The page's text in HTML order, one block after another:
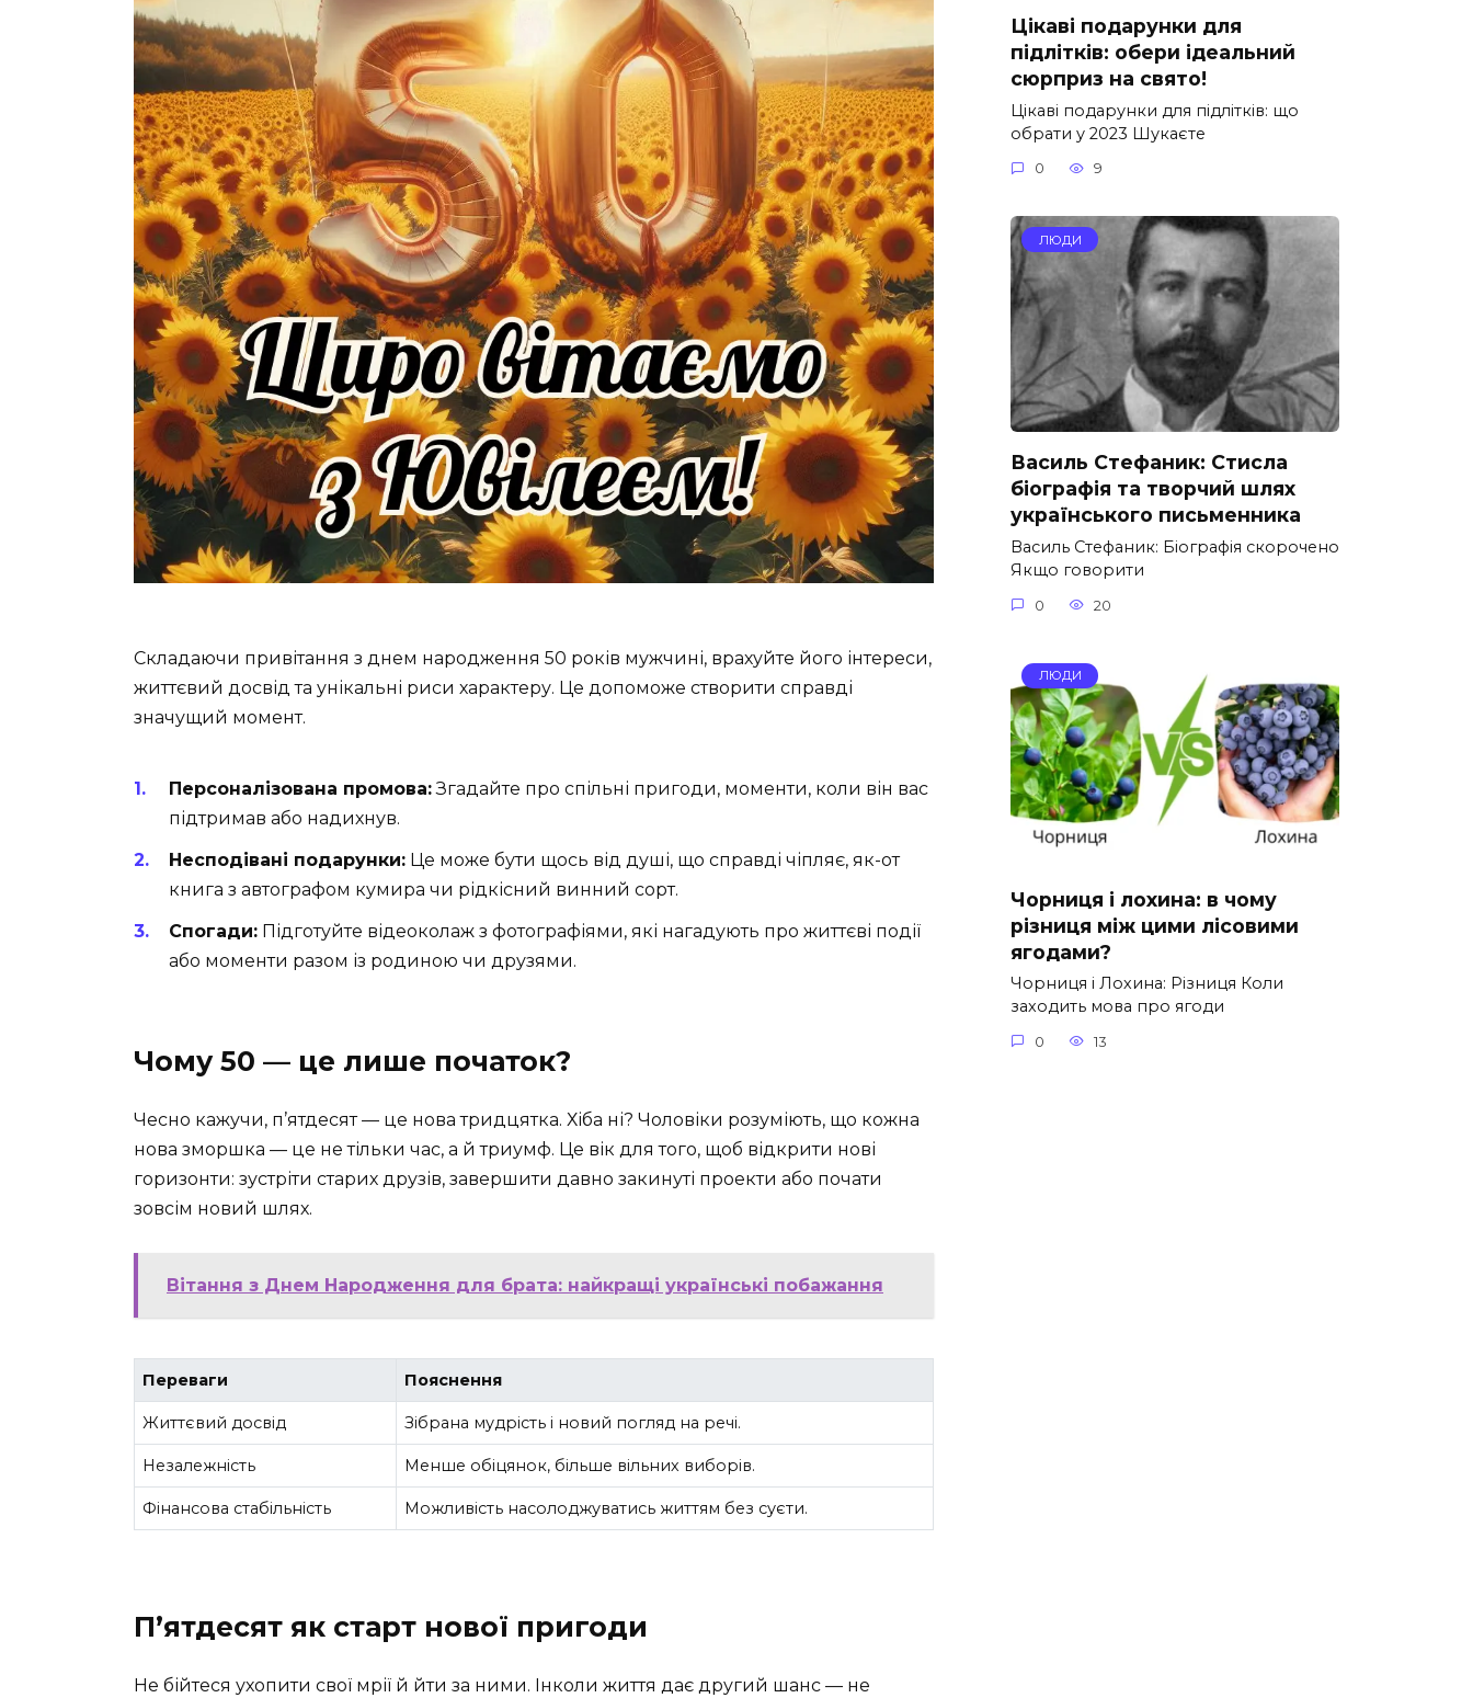
Складаючи привітання з днем народження 50 років мужчині, врахуйте його інтереси,
життєвий досвід та унікальні риси характеру. Це допоможе створити справді
значущий момент.
Персоналізована промова:Згадайте про спільні пригоди, моменти, коли він вас
підтримав або надихнув.
Несподівані подарунки: Це може бути щось від душі, що справді чіпляє, як-от
книга з автографом кумира чи рідкісний винний сорт.
Спогади: Підготуйте відеоколаж з фотографіями, які нагадують про життєві події
або моменти разом із родиною чи друзями.
Чому 50 — це лише початок?
Чесно кажучи, п’ятдесят — це нова тридцятка. Хіба ні? Чоловіки розуміють, що кожна
нова зморшка — це не тільки час, а й триумф. Це вік для того, щоб відкрити нові
горизонти: зустріти старих друзів, завершити давно закинуті проекти або почати
зовсім новий шлях.
Вітання з Днем Народження для брата: найкращі українські побажання
Переваги Пояснення
Життєвий досвід Зібрана мудрість і новий погляд на речі.
Незалежність Менше обіцянок, більше вільних виборів.
Фінансова стабільність Можливість насолоджуватись життям без суєти.
П’ятдесят як старт нової пригоди
Не бійтеся ухопити свої мрії й йти за ними. Інколи життя дає другий шанс — не
Цікаві подарунки для
підлітків: обери ідеальний
сюрприз на свято!
Цікаві подарунки для підлітків: що
обрати у 2023 Шукаєте
0 9
ЛЮДИ
Василь Стефаник: Стисла
біографія та творчий шлях
українського письменника
Василь Стефаник: Біографія скорочено
Якщо говорити
0 20
ЛЮДИ
Чорниця і лохина: в чому
різниця між цими лісовими
ягодами?
Чорниця і Лохина: Різниця Коли
заходить мова про ягоди
0 13